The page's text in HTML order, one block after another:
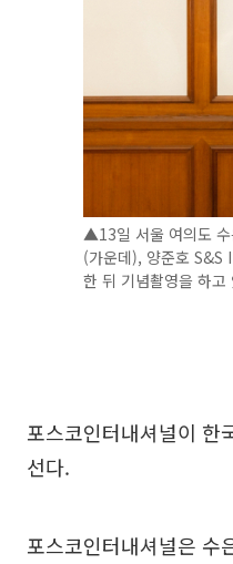
▲13일 서울 여의도 수
(가운데), 양준호 S&S
한 뒤 기념촬영을 하
포스코인터내셔널이 한
선다.
포스코인터내셔널은 수